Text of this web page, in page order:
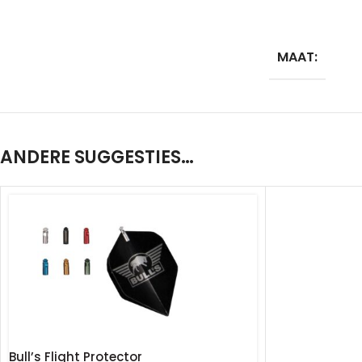
MAAT:
ANDERE SUGGESTIES…
Bull’s Flight Protector